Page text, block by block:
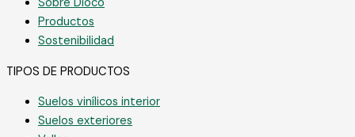
Productos
Sostenibilidad
TIPOS DE PRODUCTOS
Suelos vinílicos interior
Suelos exteriores